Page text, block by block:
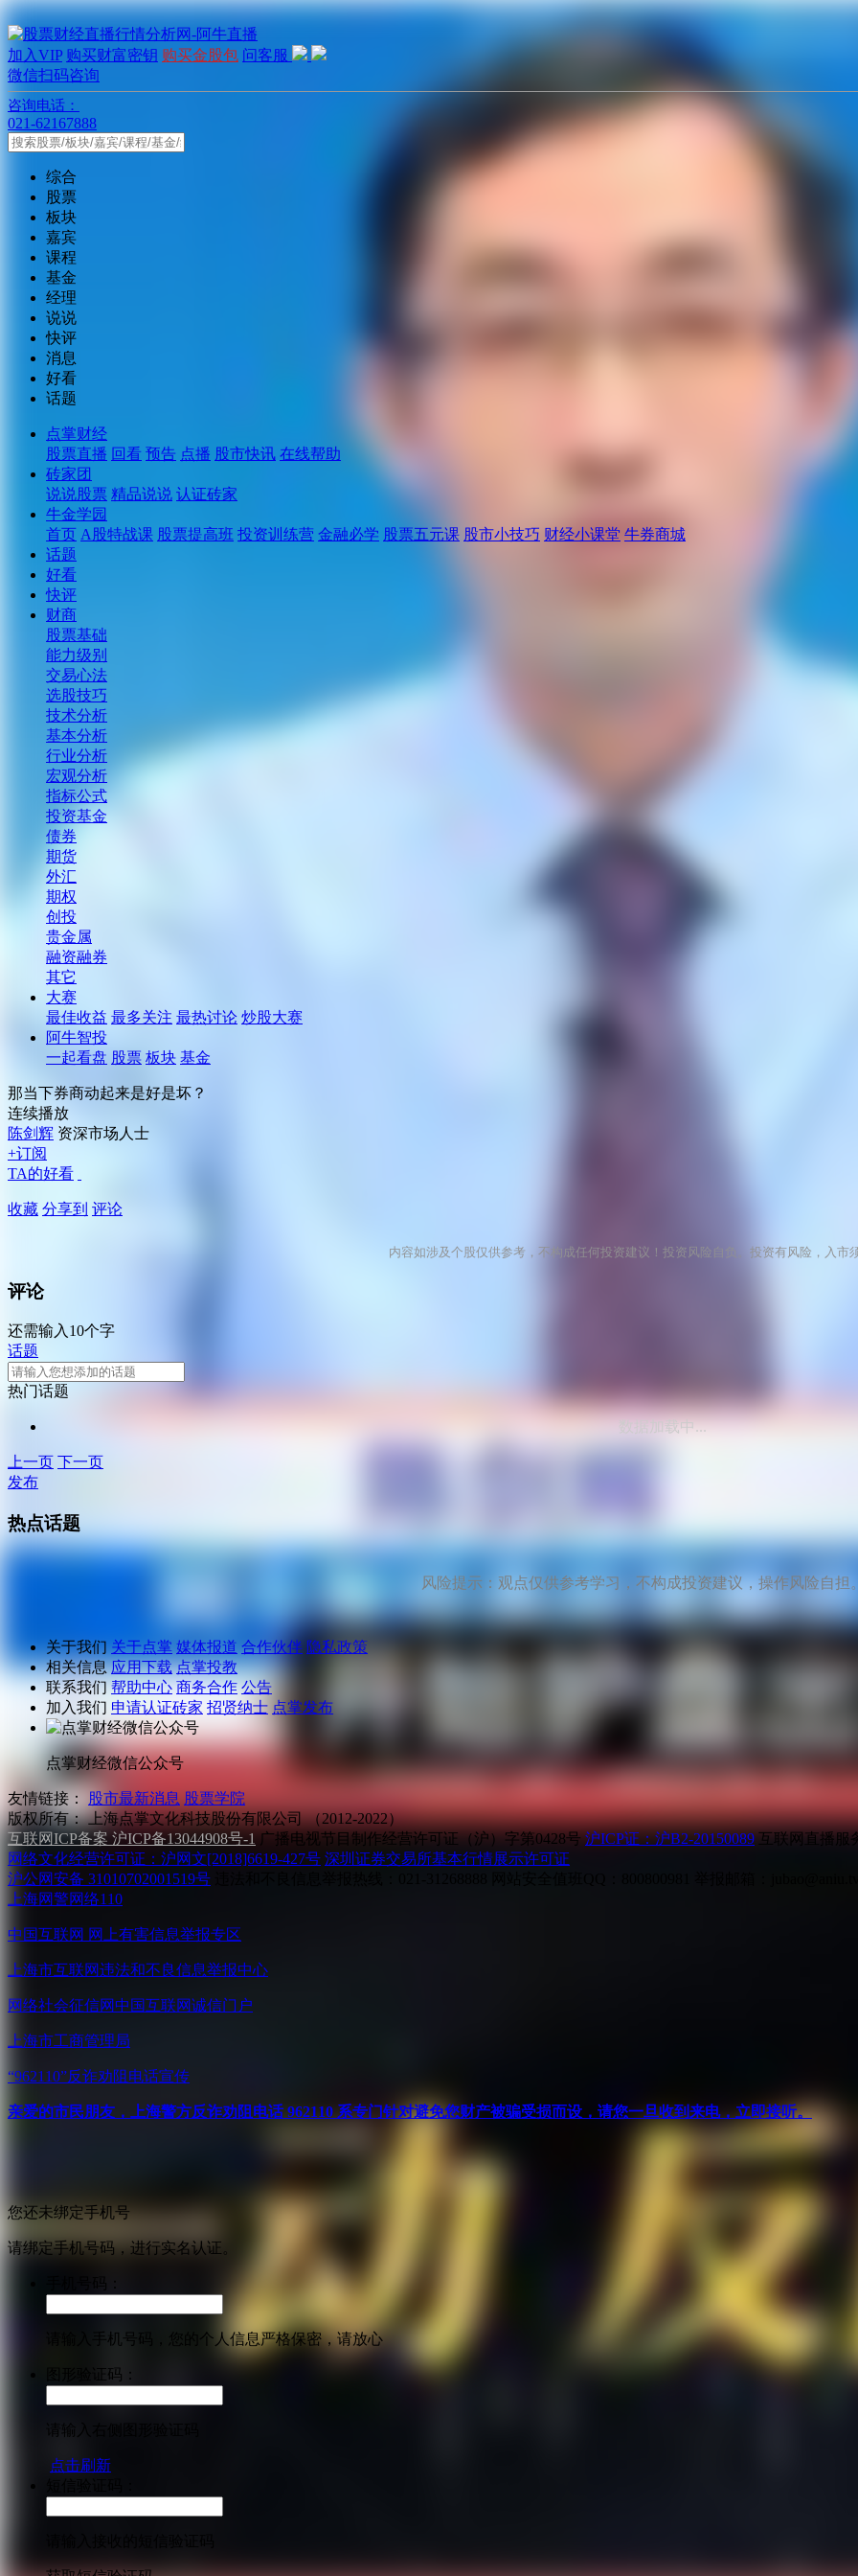
加入VIP 购买财富密钥 购买金股包 问客服
微信扫码咨询
咨询电话：
021-62167888
综合
股票
板块
嘉宾
课程
基金
经理
说说
快评
消息
好看
话题
点掌财经
股票直播 回看 预告 点播 股市快讯 在线帮助
砖家团
说说股票 精品说说 认证砖家
牛金学园
首页 A股特战课 股票提高班 投资训练营 金融必学 股票五元课 股市小技巧 财经小课堂 牛券商城
话题
好看
快评
财商
股票基础
能力级别
交易心法
选股技巧
技术分析
基本分析
行业分析
宏观分析
指标公式
投资基金
债券
期货
外汇
期权
创投
贵金属
融资融券
其它
大赛
最佳收益 最多关注 最热讨论 炒股大赛
阿牛智投
一起看盘 股票 板块 基金
那当下券商动起来是好是坏？
连续播放
陈剑辉 资深市场人士
+订阅
TA的好看
收藏 分享到 评论
内容如涉及个股仅供参考，不构成任何投资建议！投资风险自负。投资有风险，入市
评论
还需输入10个字
话题
热门话题
数据加载中...
上一页 下一页
发布
热点话题
风险提示：观点仅供参考学习，不构成投资建议，操作风险自担
关于我们 关于点掌 媒体报道 合作伙伴 隐私政策
相关信息 应用下载 点掌投教
联系我们 帮助中心 商务合作 公告
加入我们 申请认证砖家 招贤纳士 点掌发布
点掌财经微信公众号
友情链接： 股市最新消息 股票学院
版权所有： 上海点掌文化科技股份有限公司 （2012-2022）
互联网ICP备案 沪ICP备13044908号-1 广播电视节目制作经营许可证（沪）字第0428号 沪ICP证：沪B2-20150089 互联网直播服
网络文化经营许可证：沪网文[2018]6619-427号 深圳证券交易所基本行情展示许可证
沪公网安备 31010702001519号
上海网警网络110
中国互联网 网上有害信息举报专区
上海市互联网违法和不良信息举报中心
网络社会征信网 中国互联网诚信门户
上海市工商管理局
“962110”反诈劝阻电话宣传
亲爱的市民朋友，上海警方反诈劝阻电话 962110 系专门针对避免您财产被骗受损而设，请您一旦收到来电，立即接听。
您还未绑定手机号
请绑定手机号码，进行实名认证。
请输入手机号码，您的个人信息严格保密，请放心
图形验证码：
请输入右侧图形验证码
点击刷新